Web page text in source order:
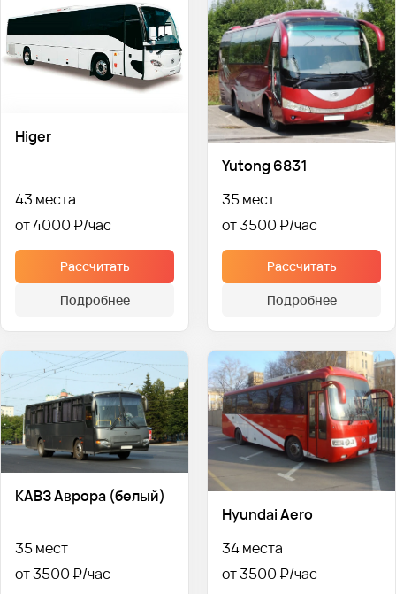
Higer
43 места
от 4000 ₽
Рассчитать
Подробнее
Yutong 6831
35 мест
от 3500 ₽
Рассчитать
Подробнее
КАВЗ Аврора (белый)
35 мест
от 3500 ₽
Hyundai Aero
34 места
от 3500 ₽